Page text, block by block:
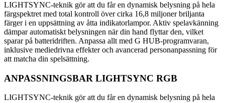
LIGHTSYNC-teknik gör att du får en dynamisk belysning på hela
färgspektret med total kontroll över cirka 16,8 miljoner briljanta
färger i en uppsättning av åtta indikatorlampor. Aktiv spelavkänning
dämpar automatiskt belysningen när din hand flyttar den, vilket
sparar på batteridriften. Anpassa allt med G HUB-programvaran,
inklusive mediedrivna effekter och avancerad personanpassning för
att matcha din spelsättning.
ANPASSNINGSBAR LIGHTSYNC RGB
LIGHTSYNC-teknik gör att du får en dynamisk belysning på hela